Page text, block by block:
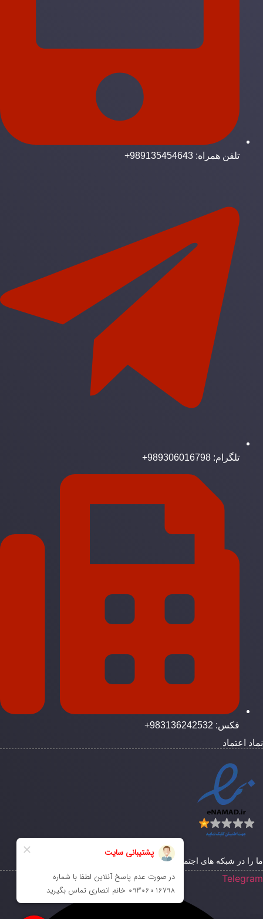
تلفن همراه: 989135454643+
تلگرام: 989306016798+
فکس: 983136242532+
اعتماد
را در شبکه های اجتماعی دنبال کنید